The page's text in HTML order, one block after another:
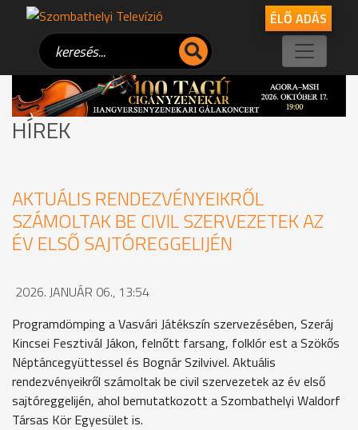
ÉLŐ ADÁS
HÍREK
AKTUÁLIS RENDEZVÉNYEIKRŐL
SZÁMOLTAK BE CIVIL SZERVEZETEK AZ
ÉV ELSŐ SAJTÓREGGELIJÉN
2026. JANUÁR 06., 13:54
Programdömping a Vasvári Játékszín szervezésében, Szeráj
Kincsei Fesztivál Jákon, felnőtt farsang, folklór est a Szökős
Néptáncegyüttessel és Bognár Szilvivel. Aktuális
rendezvényeikről számoltak be civil szervezetek az év első
sajtóreggelijén, ahol bemutatkozott a Szombathelyi Waldorf
Társas Kör Egyesület is.